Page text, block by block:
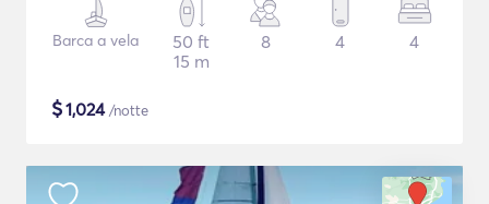
Barca a vela
50 ft
15 m
8 4 4
$1,024/notte